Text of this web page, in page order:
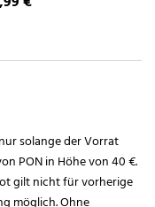
solange der Vorrat
PON in Höhe von 40 €.
gilt nicht für vorherige